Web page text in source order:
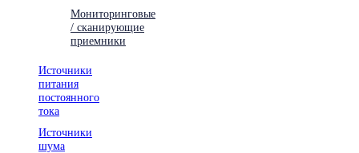
Мониторинговые
/ сканирующие
приемники
Источники
питания
постоянного
тока
Источники
шума